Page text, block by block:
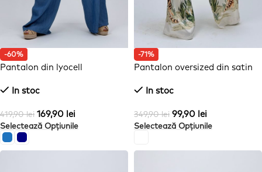
-60%
Pantalon din lyocell
In stoc
419,90lei 169,90 lei
Selectează Opțiunile
-71%
Pantalon oversized din satin
In stoc
349,90lei 99,90 lei
Selectează Opțiunile